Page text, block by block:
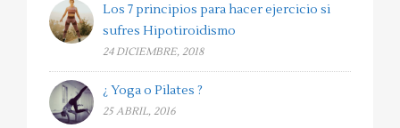
Los 7 principios para hacer ejercicio si
sufres Hipotiroidismo
24 DICIEMBRE, 2018
¿ Yoga o Pilates ?
25 ABRIL, 2016